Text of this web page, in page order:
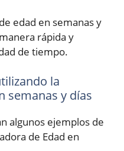
edad en semanas y
rápida y
de tiempo.
la
semanas y días
algunos ejemplos de
de Edad en